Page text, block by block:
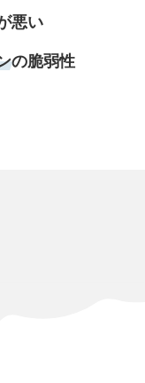
悪い
の脆弱性